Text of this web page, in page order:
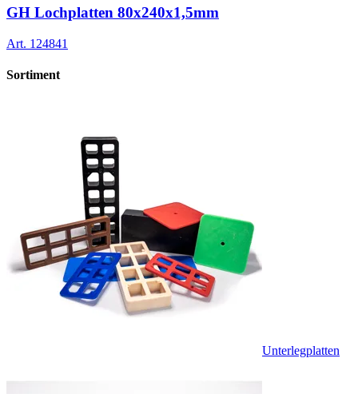
GH Lochplatten 80x240x1,5mm
Art. 124841
Sortiment
Unterlegplatten